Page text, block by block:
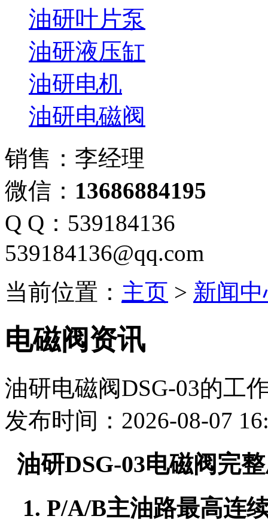
油研叶片泵
油研液压缸
油研电机
油研电磁阀
销售：李经理
微信： 13686884195
Q Q：539184136
539184136@qq.com
当前位置： 主页 > 新闻
电磁阀资讯
油研电磁阀DSG-03的工
发布时间：2026-08-07
油研DSG-03电磁阀完
1. P/A/B主油路最高连